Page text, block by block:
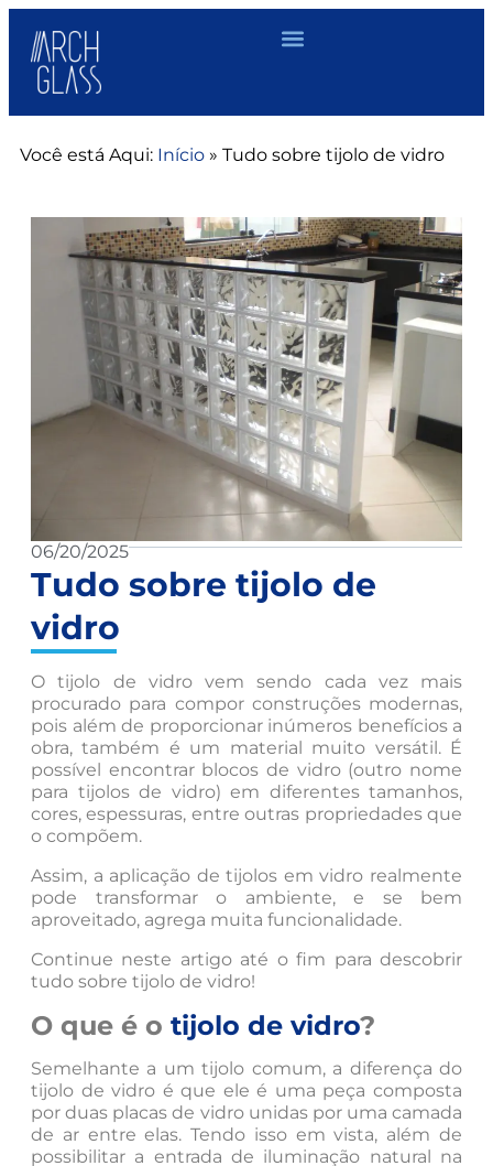
Você está Aqui: Início » Tudo sobre tijolo de vidro
06/20/2025
Tudo sobre tijolo de
vidro
O tijolo de vidro vem sendo cada vez mais
procurado para compor construções modernas,
pois além de proporcionar inúmeros benefícios a
obra, também é um material muito versátil. É
possível encontrar blocos de vidro (outro nome
para tijolos de vidro) em diferentes tamanhos,
cores, espessuras, entre outras propriedades que
o compõem.
Assim, a aplicação de tijolos em vidro realmente
pode transformar o ambiente, e se bem
aproveitado, agrega muita funcionalidade.
Continue neste artigo até o fim para descobrir
tudo sobre tijolo de vidro!
O que é o tijolo de vidro?
Semelhante a um tijolo comum, a diferença do
tijolo de vidro é que ele é uma peça composta
por duas placas de vidro unidas por uma camada
de ar entre elas. Tendo isso em vista, além de
possibilitar a entrada de iluminação natural na